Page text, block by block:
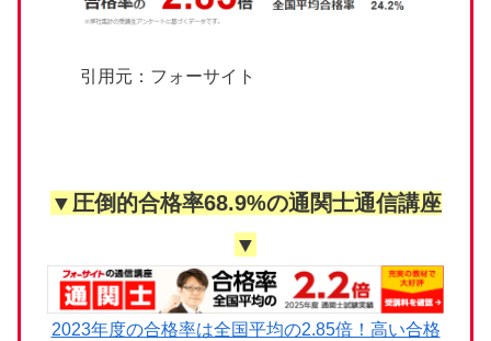
引用元：フォーサイト
▼圧倒的合格率68.9%の通関士通信講座
▼
2023年度の合格率は全国平均の2.85倍！高い合格